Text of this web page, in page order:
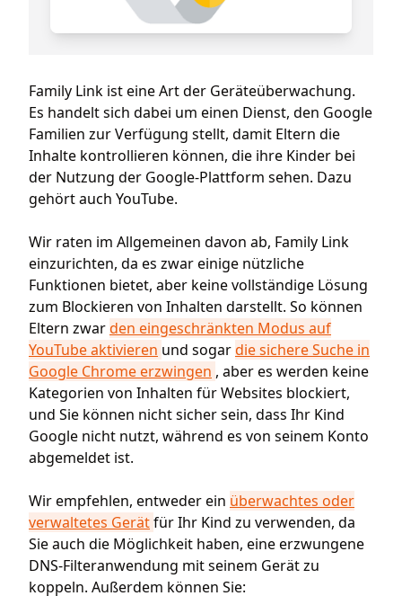
Family Link ist eine Art der Geräteüberwachung.
Es handelt sich dabei um einen Dienst, den Google
Familien zur Verfügung stellt, damit Eltern die
Inhalte kontrollieren können, die ihre Kinder bei
der Nutzung der Google-Plattform sehen. Dazu
gehört auch YouTube.
Wir raten im Allgemeinen davon ab, Family Link
einzurichten, da es zwar einige nützliche
Funktionen bietet, aber keine vollständige Lösung
zum Blockieren von Inhalten darstellt. So können
Eltern zwarden eingeschränkten Modus auf
YouTube aktivieren und sogardie sichere Suche in
Google Chrome erzwingen , aber es werden keine
Kategorien von Inhalten für Websites blockiert,
und Sie können nicht sicher sein, dass Ihr Kind
Google nicht nutzt, während es von seinem Konto
abgemeldet ist.
Wir empfehlen, entweder ein überwachtes oder
verwaltetes Gerätfür Ihr Kind zu verwenden, da
Sie auch die Möglichkeit haben, eine erzwungene
DNS-Filteranwendung mit seinem Gerät zu
koppeln. Außerdem können Sie: